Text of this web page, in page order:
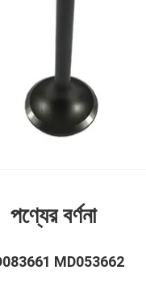
পণ্যের বর্ণনা
MD083661 MD053662